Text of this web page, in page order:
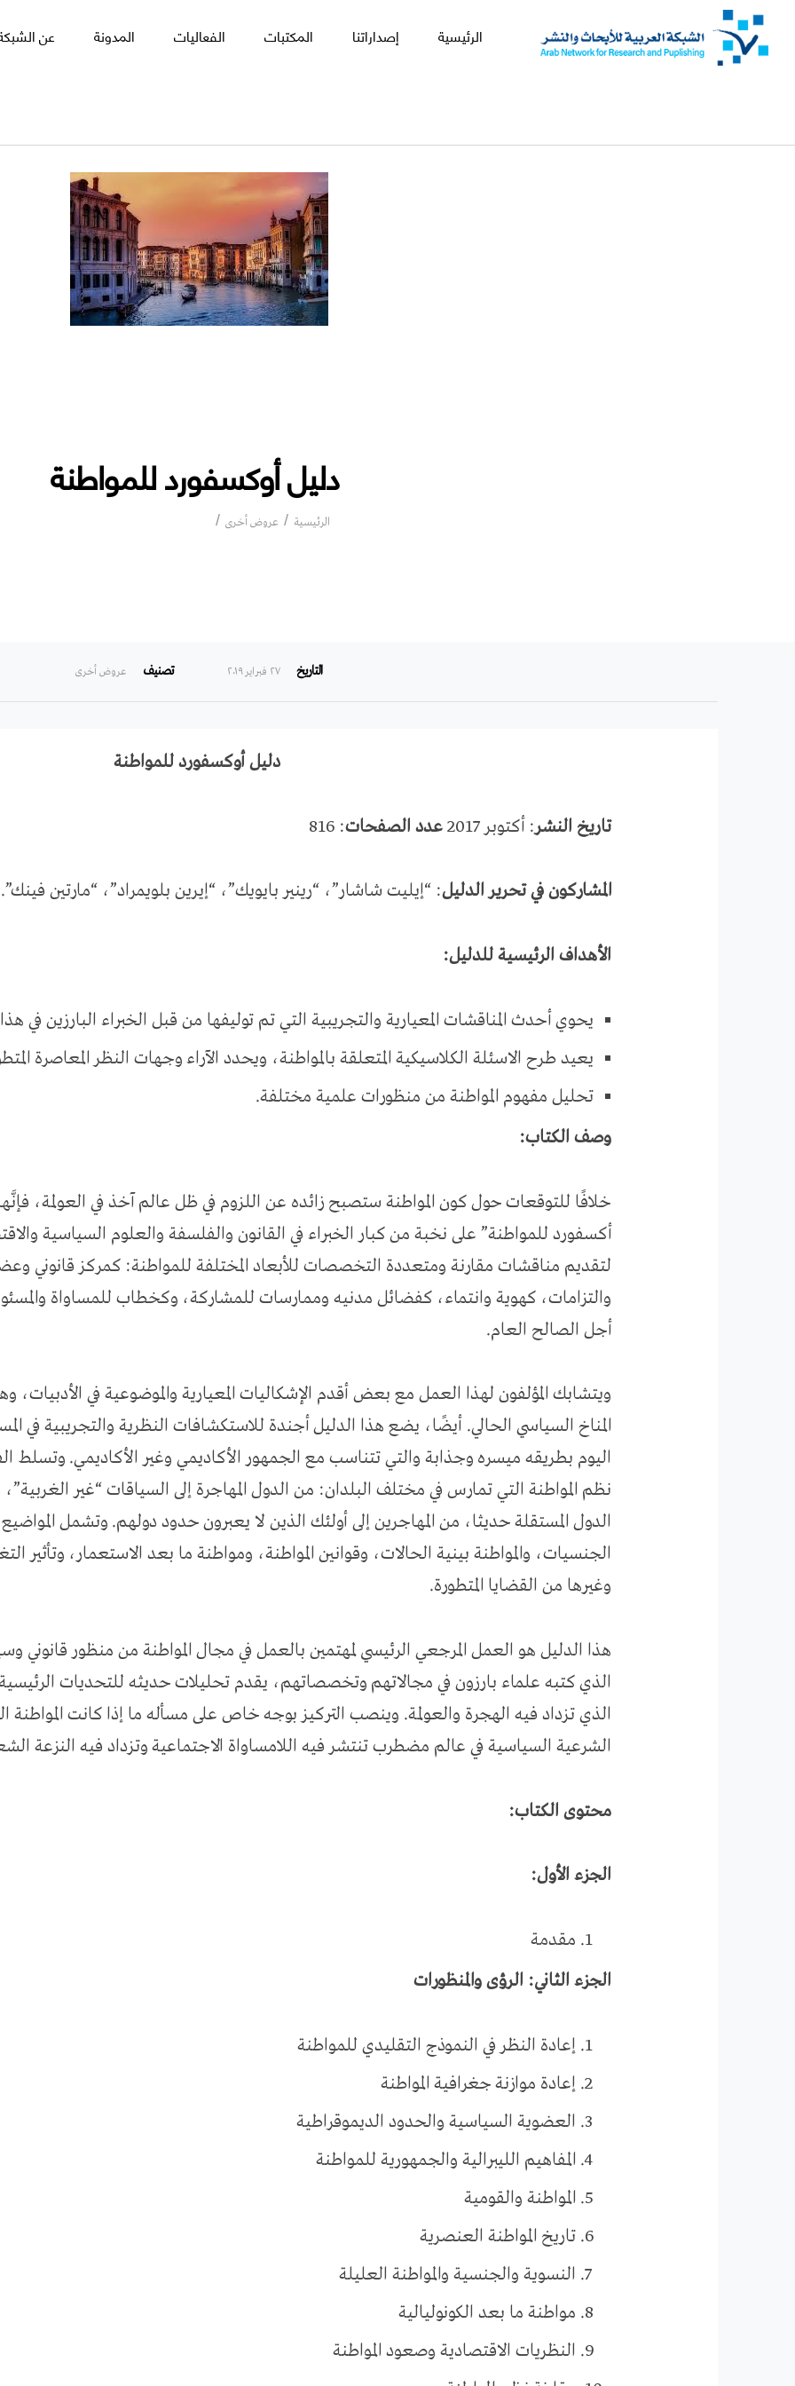
الرئيسية إصداراتنا المكتبات الفعاليات المدونة عن
دليل أوكسفورد للمواطنة
الرئيسية عروض أخرى
التاريخ ۲۷ فبراير ۲۰۱۹ تصنيف عروض أخرى
دليل أوكسفورد للمواطنة
تاريخ النشر: أكتوبر 2017 عدد الصفحات: 816
المشاركون في تحرير الدليل: “إيليت شاشار”، “رينير بايويك”، “إيرين بلويمراد”، “مارتين فينك”.
الأهداف الرئيسية للدليل:
يحوي أحدث المناقشات المعيارية والتجريبية التي تم توليفها من قبل الخبراء البارزين في
يعيد طرح الاسئلة الكلاسيكية المتعلقة بالمواطنة، ويحدد الآراء وجهات النظر المعاصرة
تحليل مفهوم المواطنة من منظورات علمية مختلفة.
وصف الكتاب:
خلافًا للتوقعات حول كون المواطنة ستصبح زائده عن اللزوم في ظل عالم آخذ في العولمة،
أكسفورد للمواطنة” على نخبة من كبار الخبراء في القانون والفلسفة والعلوم السياسية
لتقديم مناقشات مقارنة ومتعددة التخصصات للأبعاد المختلفة للمواطنة: كمركز قانوني
والتزامات، كهوية وانتماء، كفضائل مدنيه وممارسات للمشاركة، وكخطاب للمساواة
أجل الصالح العام.
ويتشابك المؤلفون لهذا العمل مع بعض أقدم الإشكاليات المعيارية والموضوعية في
المناخ السياسي الحالي. أيضًا، يضع هذا الدليل أجندة للاستكشافات النظرية والتجريبية في
اليوم بطريقه ميسره وجذابة والتي تتناسب مع الجمهور الأكاديمي وغير الأكاديمي. وتسلط
نظم المواطنة التي تمارس في مختلف البلدان: من الدول المهاجرة إلى السياقات “غير
الدول المستقلة حديثا، من المهاجرين إلى أولئك الذين لا يعبرون حدود دولهم. وتشمل المواضيع
الجنسيات، والمواطنة بينية الحالات، وقوانين المواطنة، ومواطنة ما بعد الاستعمار، وتأثير
وغيرها من القضايا المتطورة.
هذا الدليل هو العمل المرجعي الرئيسي لمهتمين بالعمل في مجال المواطنة من منظور قانوني
الذي كتبه علماء بارزون في مجالاتهم وتخصصاتهم، يقدم تحليلات حديثه للتحديات الرئيسية،
الذي تزداد فيه الهجرة والعولمة. وينصب التركيز بوجه خاص على مسأله ما إذا كانت المواطنة
الشرعية السياسية في عالم مضطرب تنتشر فيه اللامساواة الاجتماعية وتزداد فيه النزعة
محتوى الكتاب:
الجزء الأول:
مقدمة
الجزء الثاني: الرؤى والمنظورات
إعادة النظر في النموذج التقليدي للمواطنة
إعادة موازنة جغرافية المواطنة
العضوية السياسية والحدود الديموقراطية
المفاهيم الليبرالية والجمهورية للمواطنة
المواطنة والقومية
تاريخ المواطنة العنصرية
النسوية والجنسية والمواطنة العليلة
مواطنة ما بعد الكونوليالية
النظريات الاقتصادية وصعود المواطنة